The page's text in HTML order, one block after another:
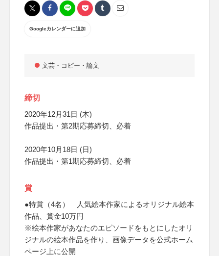
Googleカレンダーに追加
文芸・コピー・論文
締切
2020年12月31日 (木)
作品提出・第2期応募締切、必着
2020年10月18日 (日)
作品提出・第1期応募締切、必着
賞
●特賞（4名） 人気絵本作家によるオリジナル絵本
作品、賞金10万円
※絵本作家があなたのエピソードをもとにしたオリ
ジナルの絵本作品を作り、画像データを公式ホーム
ページ上に公開